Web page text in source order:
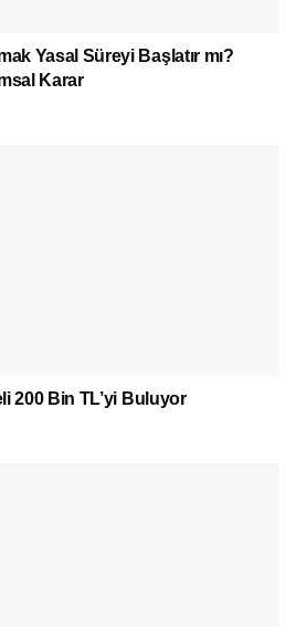
Yasal Süreyi Başlatır mı?
Karar
200 Bin TL’yi Buluyor